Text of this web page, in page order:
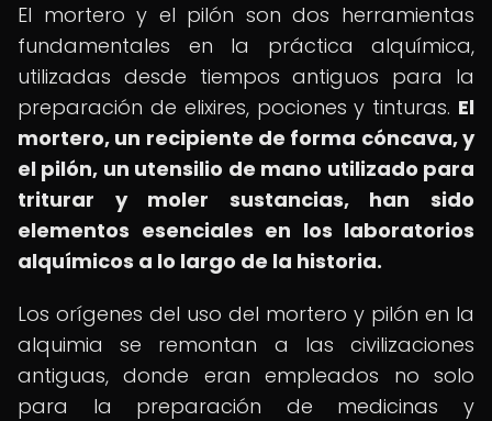
El mortero y el pilón son dos herramientas
fundamentales en la práctica alquímica,
utilizadas desde tiempos antiguos para la
preparación de elixires, pociones y tinturas. El
mortero, un recipiente de forma cóncava, y
el pilón, un utensilio de mano utilizado para
triturar y moler sustancias, han sido
elementos esenciales en los laboratorios
alquímicos a lo largo de la historia.
Los orígenes del uso del mortero y pilón en la
alquimia se remontan a las civilizaciones
antiguas, donde eran empleados no solo
para la preparación de medicinas y